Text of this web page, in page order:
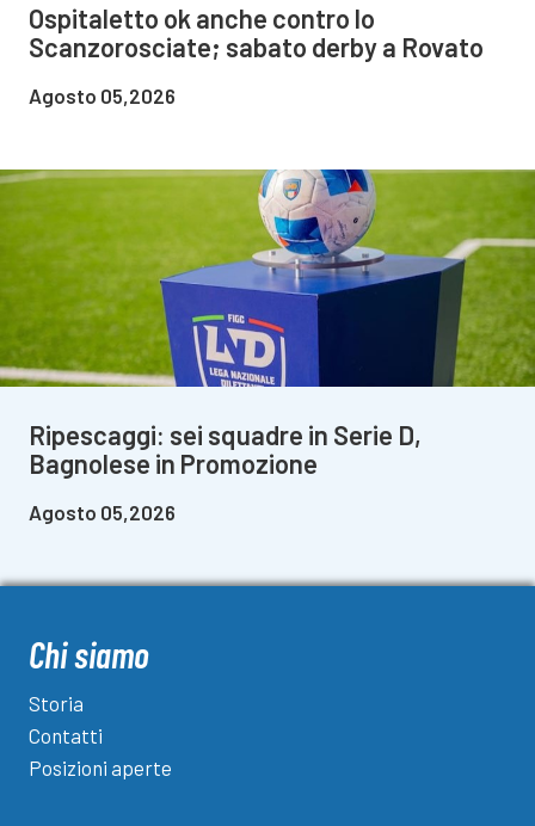
Ospitaletto ok anche contro lo
Scanzorosciate; sabato derby a Rovato
Agosto 05,2026
Ripescaggi: sei squadre in Serie D,
Bagnolese in Promozione
Agosto 05,2026
Chi siamo
Storia
Contatti
Posizioni aperte